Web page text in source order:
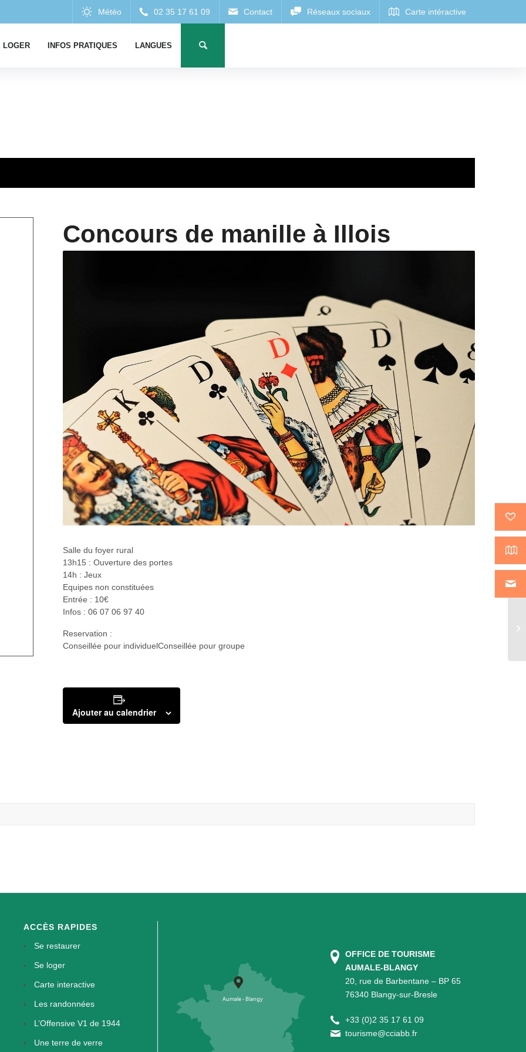
LOGER INFOS PRATIQUES LANGUES
Concours de manille à Illois
Salle du foyer rural
13h15 : Ouverture des portes
14h : Jeux
Equipes non constituées
Entrée : 10€
Infos : 06 07 06 97 40
Reservation :
Conseillée pour individuelConseillée pour groupe
Ajouter au calendrier
ACCÈS RAPIDES
Se restaurer
Se loger
Carte interactive
Les randonnées
L’Offensive V1 de 1944
Une terre de verre
OFFICE DE TOURISME
AUMALE-BLANGY
20, rue de Barbentane – BP 65
76340 Blangy-sur-Bresle
+33 (0)2 35 17 61 09
tourisme@cciabb.fr